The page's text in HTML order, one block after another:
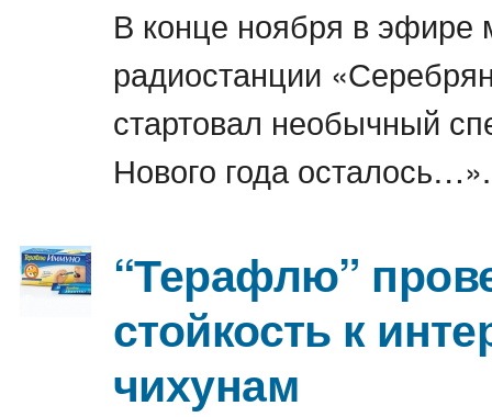
В конце ноября в эфире
радиостанции
стартовал необычный
Нового года осталось…».
“Терафлю”
стойкость к
чихунам